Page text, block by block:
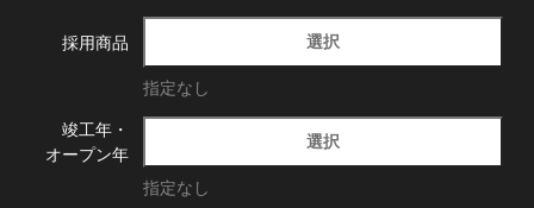
採用商品 選択
指定なし
竣工年・
オープン年
選択
指定なし